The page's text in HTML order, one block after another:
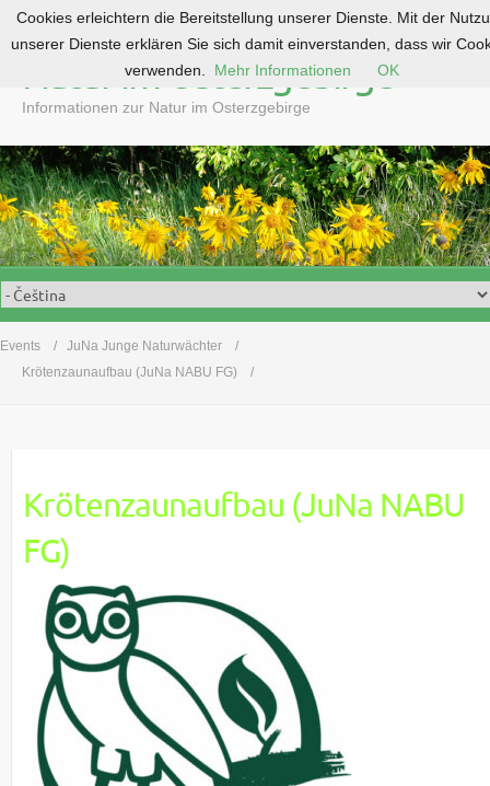
o
c
o
n
t
e
n
Natur im Osterzgebirge
Informationen zur Natur im Osterzgebirge
Events
JuNa Junge Naturwächter
Krötenzaunaufbau (JuNa NABU FG)
Krötenzaunaufbau (JuNa NABU
FG)
Cookies erleichtern die Bereitstellung unserer Dienste. Mit der
unserer Dienste erklären Sie sich damit einverstanden, dass wir
verwenden.
Mehr Informationen OK